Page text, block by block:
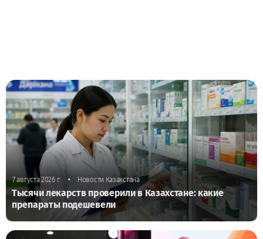
7 августа 2026 г. • Новости Казахстана
Тысячи лекарств проверили в Казахстане: какие
препараты подешевели